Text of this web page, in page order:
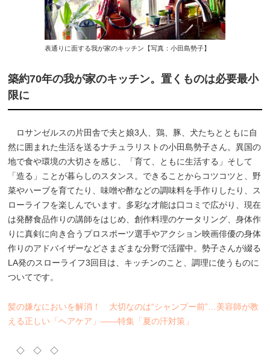
表通りに面する我が家のキッチン【写真：小田島勢子】
築約70年の我が家のキッチン。置くものは必要最小
限に
ロサンゼルスの片田舎で夫と娘3人、鶏、豚、犬たちとともに自
然に囲まれた生活を送るナチュラリストの小田島勢子さん。異国の
地で食や環境の大切さを感じ、「育て、ともに生活する」そして
「造る」ことが暮らしのスタンス。できることからコツコツと、野
菜やハーブを育てたり、味噌や酢などの調味料を手作りしたり、ス
ローライフを楽しんでいます。多彩な才能は口コミで広がり、現在
は発酵食品作りの講師をはじめ、創作料理のケータリング、身体作
りに真剣に向き合うプロスポーツ選手やアクション映画俳優の身体
作りのアドバイザーなどさまざまな分野で活躍中。勢子さんが綴る
LA発のスローライフ3回目は、キッチンのこと、調理に使うものに
ついてです。
髪の嫌なにおいを解消！ 大切なのは“シャンプー前”…美容師が教
える正しい「ヘアケア」――特集「夏の汗対策」
◇ ◇ ◇